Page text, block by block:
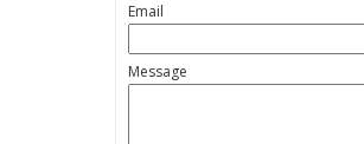
Email
Message